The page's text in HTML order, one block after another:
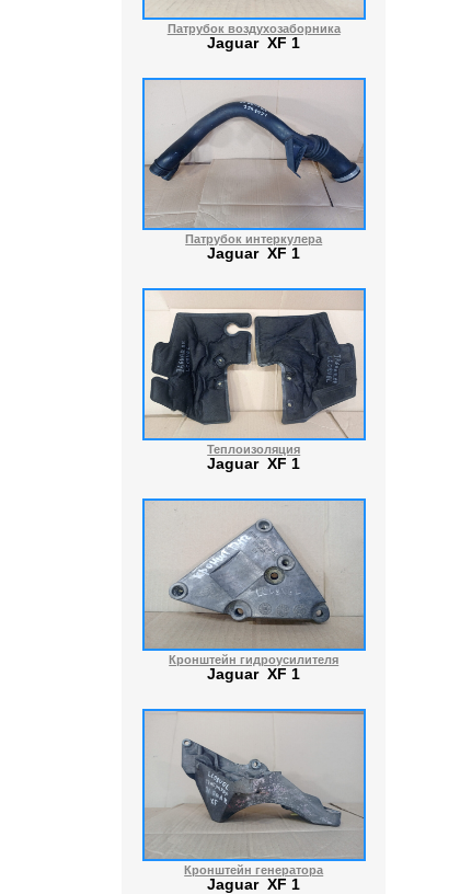
Патрубок воздухозаборника
Jaguar XF 1
Патрубок интеркулера
Jaguar XF 1
Теплоизоляция
Jaguar XF 1
Кронштейн гидроусилителя
Jaguar XF 1
Кронштейн генератора
Jaguar XF 1